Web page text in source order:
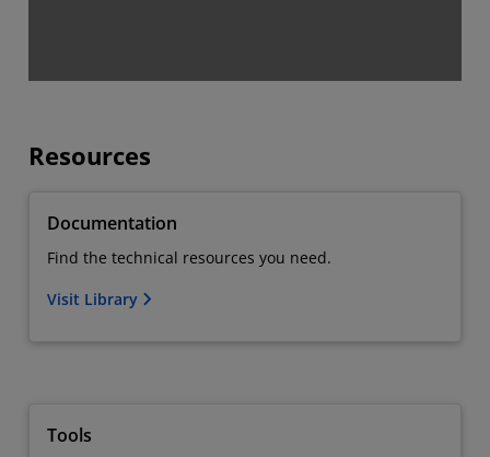
Resources
Documentation
Find the technical resources you need.
Visit Library
Tools